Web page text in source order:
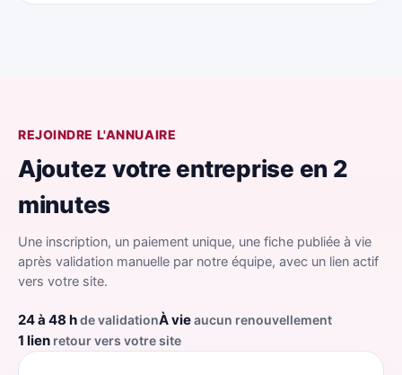
REJOINDRE L'ANNUAIRE
Ajoutez votre entreprise en 2
minutes
Une inscription, un paiement unique, une fiche publiée à vie
après validation manuelle par notre équipe, avec un lien actif
vers votre site.
24 à 48 hde validationÀ vieaucun renouvellement
1 lien retour vers votre site